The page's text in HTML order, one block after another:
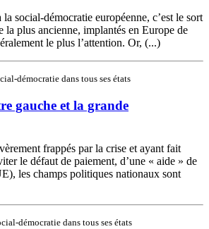
la social-démocratie européenne, c’est le sort
la plus ancienne, implantés en Europe de
le plus l’attention. Or, (...)
démocratie dans tous ses états
gauche et la grande
frappés par la crise et ayant fait
le défaut de paiement, d’une « aide » de
les champs politiques nationaux sont
démocratie dans tous ses états